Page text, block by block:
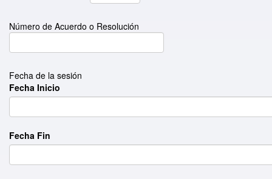
Número de Acuerdo o Resolución
Fecha de la sesión
Fecha Inicio
Fecha Fin